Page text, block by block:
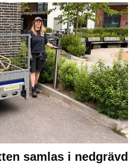
samlas i nedgrävd